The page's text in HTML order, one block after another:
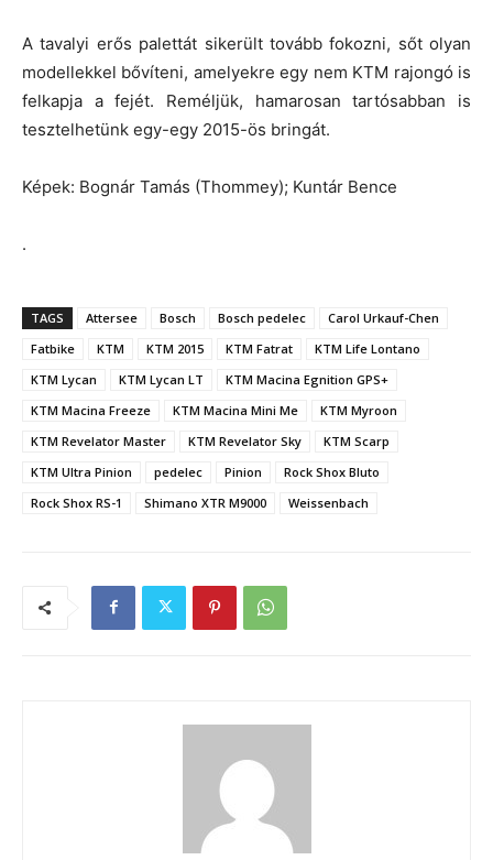
A tavalyi erős palettát sikerült tovább fokozni, sőt olyan
modellekkel bővíteni, amelyekre egy nem KTM rajongó is
felkapja a fejét. Reméljük, hamarosan tartósabban is
tesztelhetünk egy-egy 2015-ös bringát.
Képek: Bognár Tamás (Thommey); Kuntár Bence
.
TAGS Attersee Bosch Bosch pedelec
Carol Urkauf-Chen
Fatbike
KTM KTM 2015 KTM Fatrat
KTM Life Lontano
KTM Lycan
KTM Lycan LT
KTM Macina Egnition GPS+
KTM Macina Freeze
KTM Macina Mini Me
KTM Myroon
KTM Revelator Master
KTM Revelator Sky
KTM Scarp
KTM Ultra Pinion
pedelec Pinion
Rock Shox Bluto
Rock Shox RS-1
Shimano XTR M9000 Weissenbach